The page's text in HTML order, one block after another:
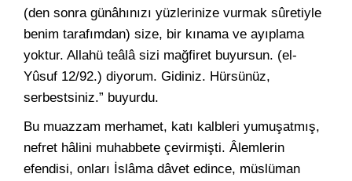
(den sonra günâhınızı yüzlerinize vurmak sûretiyle
benim tarafımdan) size, bir kınama ve ayıplama
yoktur. Allahü teâlâ sizi mağfiret buyursun. (el-
Yûsuf 12/92.) diyorum. Gidiniz. Hürsünüz,
serbestsiniz.” buyurdu.
Bu muazzam merhamet, katı kalbleri yumuşatmış,
nefret hâlini muhabbete çevirmişti. Âlemlerin
efendisi, onları İslâma dâvet edince, müslüman